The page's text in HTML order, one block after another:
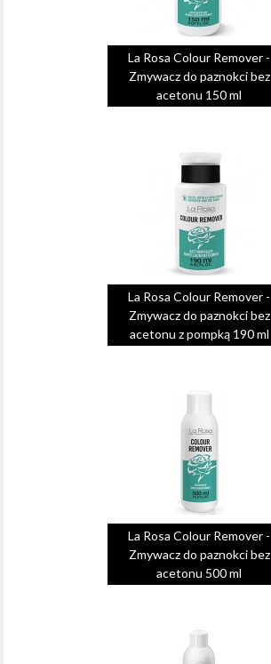
La Rosa Colour Remover -
Zmywacz do paznokci bez
acetonu 150 ml
La Rosa Colour Remover -
Zmywacz do paznokci bez
acetonu z pompką 190 ml
La Rosa Colour Remover -
Zmywacz do paznokci bez
acetonu 500 ml